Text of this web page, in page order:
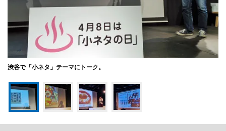
渋谷で「小ネタ」テーマにトーク。